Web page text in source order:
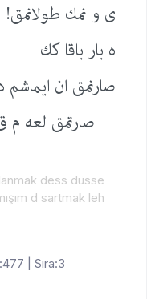
ی و نمك
ه بار باقا كك
صارنمق ان ایماشم
— صارتمق لعه م
dess düsse
d sartmak leh
| Sıra:3